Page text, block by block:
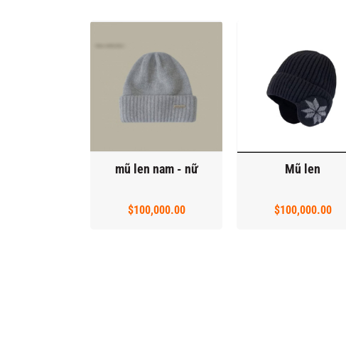
mũ len nam - nữ
$100,000.00
Mũ len
$100,000.00